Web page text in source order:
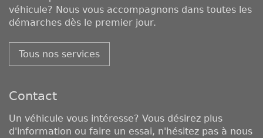
véhicule? Nous vous accompagnons dans toutes les
démarches dès le premier jour.
Tous nos services
Contact
Un véhicule vous intéresse? Vous désirez plus
d'information ou faire un essai, n'hésitez pas à nous